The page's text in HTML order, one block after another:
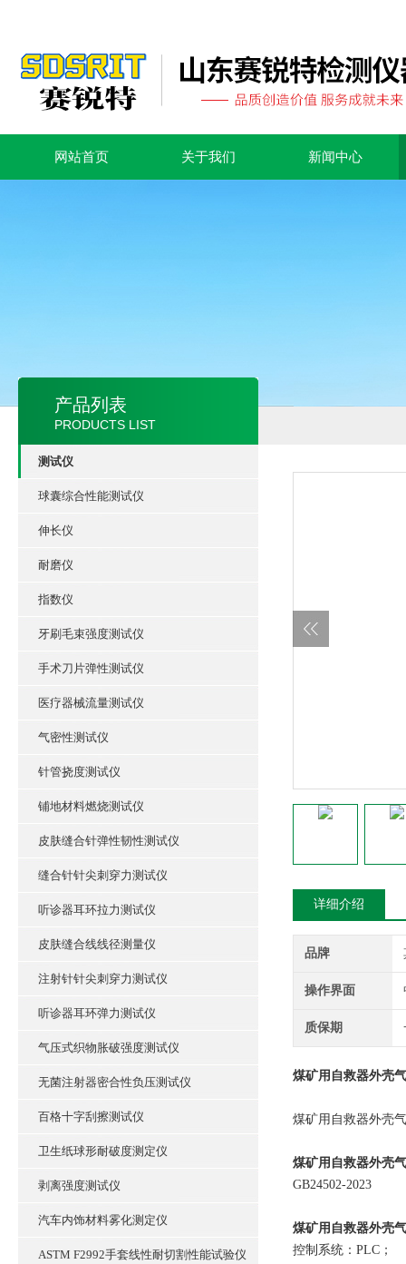
网站首页 关于我们 新闻中心
产品列表
PRODUCTS LIST
测试仪
球囊综合性能测试仪
伸长仪
耐磨仪
指数仪
牙刷毛束强度测试仪
手术刀片弹性测试仪
医疗器械流量测试仪
气密性测试仪
针管挠度测试仪
铺地材料燃烧测试仪
皮肤缝合针弹性韧性测试仪
缝合针针尖刺穿力测试仪
听诊器耳环拉力测试仪
皮肤缝合线线径测量仪
注射针针尖刺穿力测试仪
听诊器耳环弹力测试仪
气压式织物胀破强度测试仪
无菌注射器密合性负压测试仪
百格十字刮擦测试仪
卫生纸球形耐破度测定仪
剥离强度测试仪
汽车内饰材料雾化测定仪
ASTM F2992手套线性耐切割性能试验仪
详细介绍
品牌
操作界面
质保期
煤矿用自救器外壳
煤矿用自救器外壳
煤矿用自救器外壳
GB24502-2023
煤矿用自救器外壳
控制系统：PLC；